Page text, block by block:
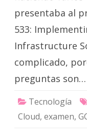
presentaba al
533:
Infrastructure
complicado,
preguntas son…
Tecnología
Cloud, examen,